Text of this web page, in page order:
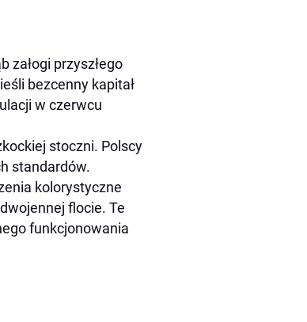
załogi przyszłego
bezcenny kapitał
w czerwcu
stoczni. Polscy
standardów.
kolorystyczne
flocie. Te
funkcjonowania